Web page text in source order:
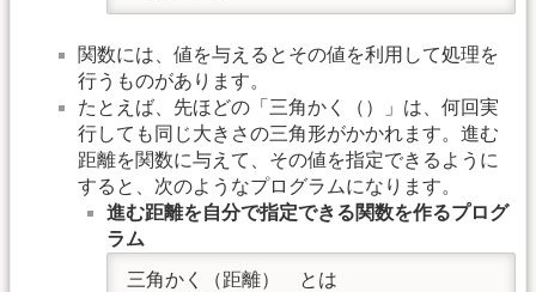
関数には、値を与えるとその値を利用して処理を
行うものがあります。
たとえば、先ほどの「三角かく（）」は、何回実
行しても同じ大きさの三角形がかかれます。進む
距離を関数に与えて、その値を指定できるように
すると、次のようなプログラムになります。
進む距離を自分で指定できる関数を作るプログ
ラム
三角かく（距離）　とは